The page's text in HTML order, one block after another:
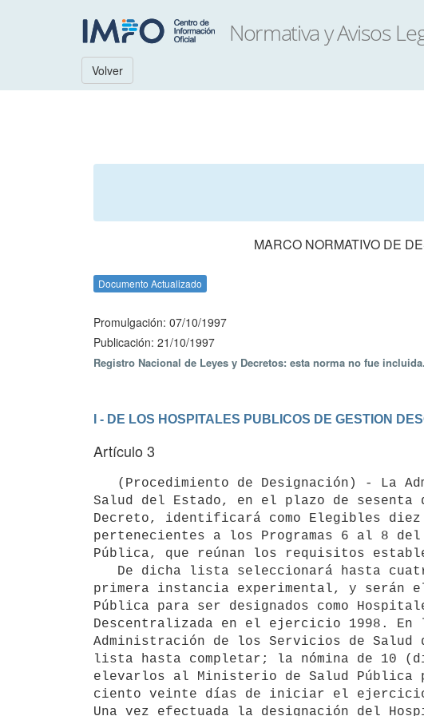
Volver
MARCO NORMATIVO DE
Documento Actualizado
Promulgación: 07/10/1997
Publicación: 21/10/1997
Registro Nacional de Leyes y Decretos: esta norma no fue incluida.
I - DE LOS HOSPITALES PUBLICOS DE GESTION
Artículo 3
Salud del Estado, en el plazo de
Decreto, identificará como Elegibles
pertenecientes a los Programas 6 al 8
Pública, que reúnan los requisitos
primera instancia experimental, y serán
Pública para ser designados como
Descentralizada en el ejercicio 1998. En
Administración de los Servicios de Salud
lista hasta completar; la nómina de 10
elevarlos al Ministerio de Salud Pública
ciento veinte días de iniciar el
Una vez efectuada la designación del